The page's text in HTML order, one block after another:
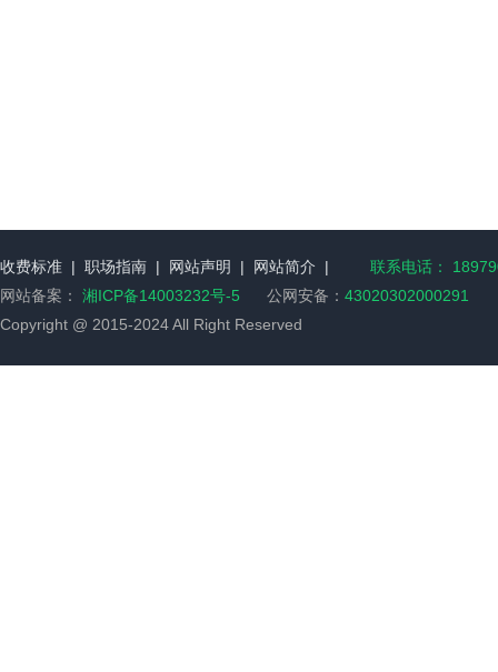
收费标准 | 职场指南 | 网站声明 | 网站简介 |
联系电话：
网站备案： 湘ICP备14003232号-5 公网安备： 43020302000291
Copyright @ 2015-2024 All Right Reserved